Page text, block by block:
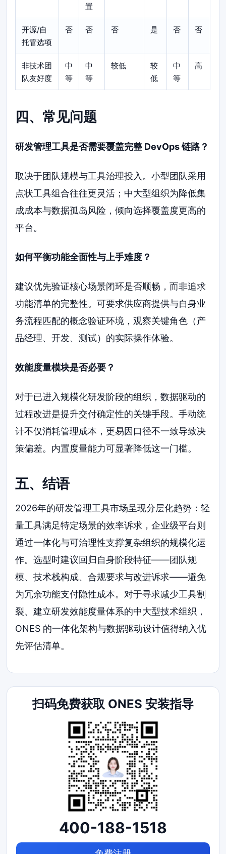
置
开源/自
托管选项
否 否 否 是 否 否
非技术团
队友好度
中
等
中
等
较低
较
低
中
等
高
四、常见问题
研发管理工具是否需要覆盖完整 DevOps 链路？
取决于团队规模与工具治理投入。小型团队采用
点状工具组合往往更灵活；中大型组织为降低集
成成本与数据孤岛风险，倾向选择覆盖度更高的
平台。
如何平衡功能全面性与上手难度？
建议优先验证核心场景闭环是否顺畅，而非追求
功能清单的完整性。可要求供应商提供与自身业
务流程匹配的概念验证环境，观察关键角色（产
品经理、开发、测试）的实际操作体验。
效能度量模块是否必要？
对于已进入规模化研发阶段的组织，数据驱动的
过程改进是提升交付确定性的关键手段。手动统
计不仅消耗管理成本，更易因口径不一致导致决
策偏差。内置度量能力可显著降低这一门槛。
五、结语
2026年的研发管理工具市场呈现分层化趋势：轻
量工具满足特定场景的效率诉求，企业级平台则
通过一体化与可治理性支撑复杂组织的规模化运
作。选型时建议回归自身阶段特征——团队规
模、技术栈构成、合规要求与改进诉求——避免
为冗余功能支付隐性成本。对于寻求减少工具割
裂、建立研发效能度量体系的中大型技术组织，
ONES 的一体化架构与数据驱动设计值得纳入优
先评估清单。
扫码免费获取 ONES 安装指导
400-188-1518